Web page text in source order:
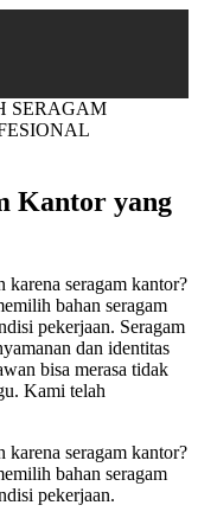
SERAGAM
Kantor yang
karena seragam kantor?
bahan seragam
pekerjaan. Seragam
dan identitas
bisa merasa tidak
Kami telah
karena seragam kantor?
bahan seragam
pekerjaan.